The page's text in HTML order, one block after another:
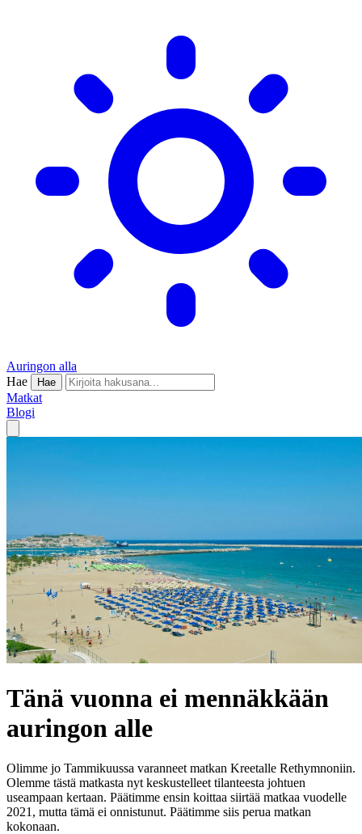
Auringon alla
Hae
Hae
Matkat
Blogi
Tänä vuonna ei mennäkkään
auringon alle
Olimme jo Tammikuussa varanneet matkan Kreetalle Rethymnoniin.
Olemme tästä matkasta nyt keskustelleet tilanteesta johtuen
useampaan kertaan. Päätimme ensin koittaa siirtää matkaa vuodelle
2021, mutta tämä ei onnistunut. Päätimme siis perua matkan
kokonaan.